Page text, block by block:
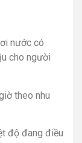
nước có
cho người
theo nhu
độ đang điều